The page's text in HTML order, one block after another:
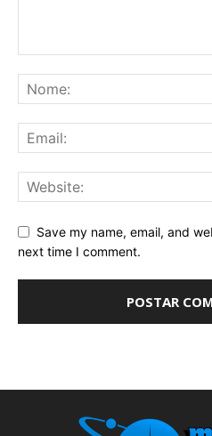
Save my name, email, and
next time I comment.